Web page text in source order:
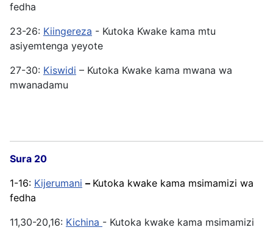
fedha
23-26: Kiingereza - Kutoka Kwake kama mtu
asiyemtenga yeyote
27-30: Kiswidi – Kutoka Kwake kama mwana wa
mwanadamu
Sura 20
1-16: Kijerumani – Kutoka kwake kama msimamizi wa
fedha
11,30-20,16: Kichina - Kutoka kwake kama msimamizi